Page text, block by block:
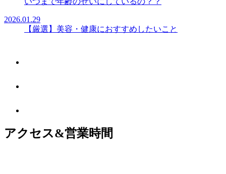
2026.01.29
【厳選】美容・健康におすすめしたいこと
アクセス&営業時間